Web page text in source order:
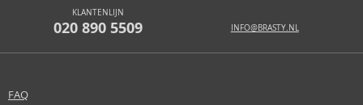
KLANTENLIJN
020 890 5509 INFO@BRASTY.NL
FAQ